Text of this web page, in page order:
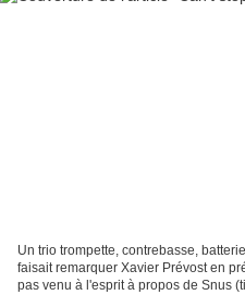
Un trio trompette, contrebasse,
faisait remarquer Xavier Prévost en
pas venu à l'esprit à propos de Snus